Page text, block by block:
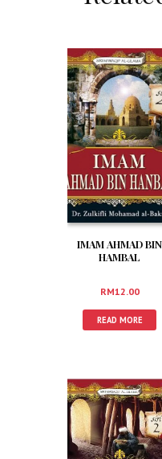
IMAM AHMAD BIN
HAMBAL
RM12.00
READ MORE